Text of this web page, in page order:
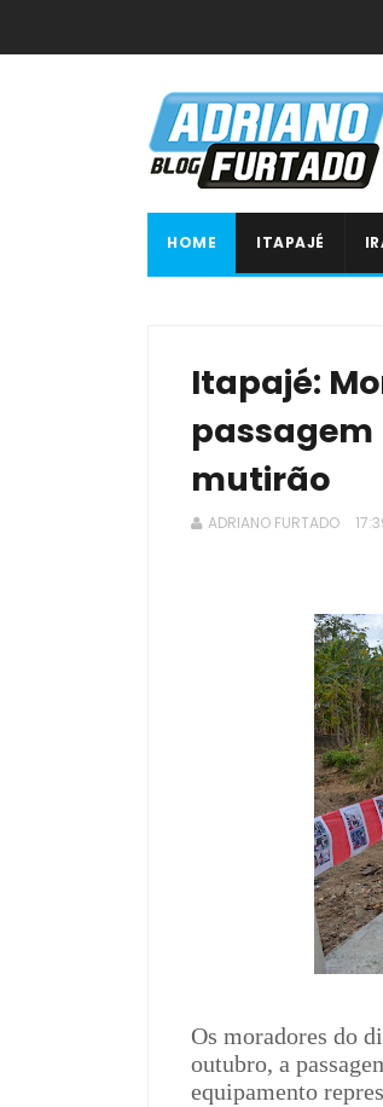
HOME ITAPAJÉ
Itapajé:
mutirão
ADRIANO FURTADO
Os moradores do
outubro, a
equipamento